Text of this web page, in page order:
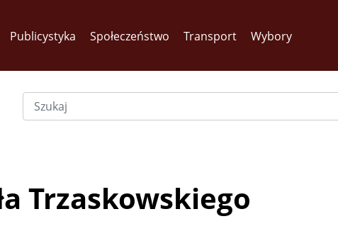
Publicystyka Społeczeństwo Transport Wybory
Trzaskowskiego